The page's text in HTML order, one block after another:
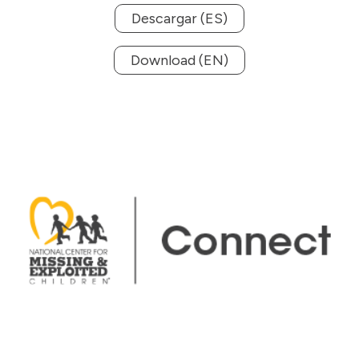
Descargar (ES)
Download (EN)